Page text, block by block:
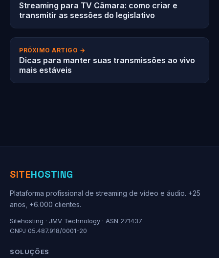
Streaming para TV Câmara: como criar e
transmitir as sessões do legislativo
PRÓXIMO ARTIGO →
Dicas para manter suas transmissões ao vivo
mais estáveis
SITEHOSTING
Plataforma profissional de streaming de vídeo e áudio. +25
anos, +6.000 clientes.
Sitehosting · JMV Technology · ASN 271437
CNPJ 05.487.918/0001-20
SOLUÇÕES